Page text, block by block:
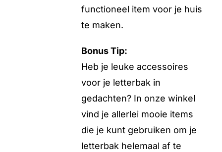
functioneel item voor je huis
te maken.
Bonus Tip:
Heb je leuke accessoires
voor je letterbak in
gedachten? In onze winkel
vind je allerlei mooie items
die je kunt gebruiken om je
letterbak helemaal af te